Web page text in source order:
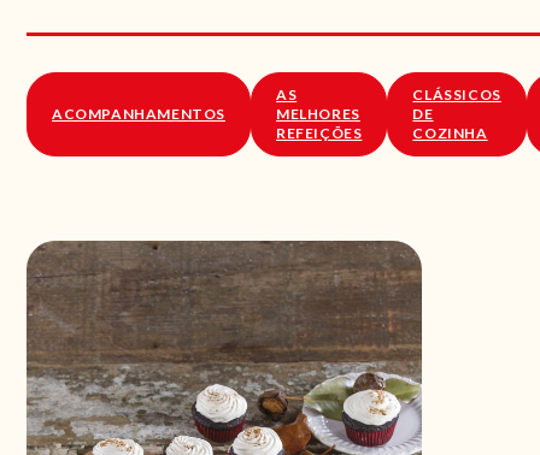
ACOMPANHAMENTOS
AS
MELHORES
REFEIÇÕES
CLÁSSICOS
DE
COZINHA